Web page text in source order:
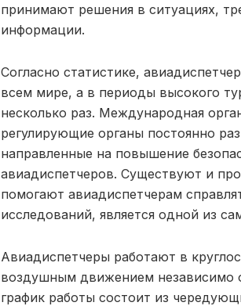
принимают решения в ситуациях,
информации.
Согласно статистике,
всем мире, а в периоды высокого
несколько раз. Международная
регулирующие органы постоянно
направленные на повышение
авиадиспетчеров. Существуют и
помогают авиадиспетчерам
исследований, является одной из
Авиадиспетчеры работают в
воздушным движением независимо
график работы состоит из